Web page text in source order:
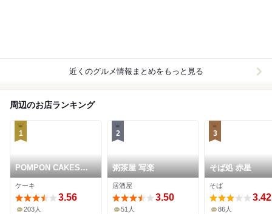
近くのグルメ情報まとめをもっと見る
周辺のお店ランキング
1
POMPON CAKES
BLVD.
ケーキ
3.56
203人
2
粥茶屋 写楽
居酒屋
3.50
51人
3
そば処 赤星
そば
3.42
86人